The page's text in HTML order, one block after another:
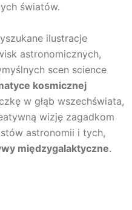
światów.
ilustracje
astronomicznych,
scen science
kosmicznej
w głąb wszechświata,
wizję zagadkom
astronomii i tych,
międzygalaktyczne.